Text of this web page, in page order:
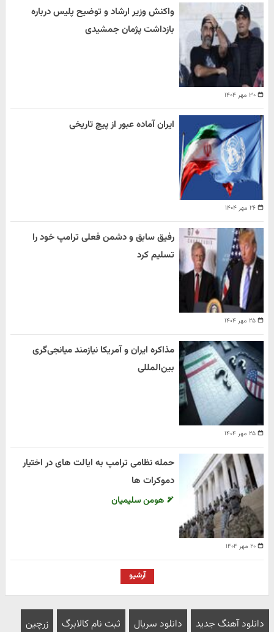
۳۰ مهر ۱۴۰۴
واکنش وزیر ارشاد و توضیح پلیس درباره
بازداشت پژمان جمشیدی
۲۶ مهر ۱۴۰۴
ایران آماده عبور از پیچ تاریخی
۲۵ مهر ۱۴۰۴
رفیق سابق و دشمن فعلی ترامپ خود را
تسلیم کرد
۲۵ مهر ۱۴۰۴
مذاکره ایران و آمریکا نیازمند میانجی‌گری
بین‌المللی
۲۰ مهر ۱۴۰۴
حمله نظامی ترامپ به ایالت های در اختیار
دموکرات ها
هومن سلیمیان
آرشیو
دانلود آهنگ جدید دانلود سریال ثبت نام کالابرگ زرچین